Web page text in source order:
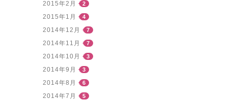
2015年2月 2
2015年1月 4
2014年12月 7
2014年11月 7
2014年10月 3
2014年9月 3
2014年8月 6
2014年7月 5